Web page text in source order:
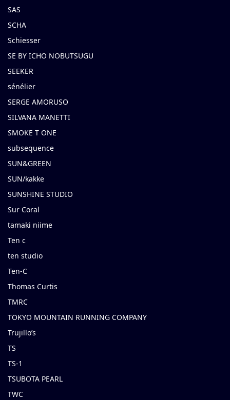
SAS
SCHA
Schiesser
SE BY ICHO NOBUTSUGU
SEEKER
sénélier
SERGE AMORUSO
SILVANA MANETTI
SMOKE T ONE
subsequence
SUN&GREEN
SUN/kakke
SUNSHINE STUDIO
Sur Coral
tamaki niime
Ten c
ten studio
Ten-C
Thomas Curtis
TMRC
TOKYO MOUNTAIN RUNNING COMPANY
Trujillo’s
TS
TS-1
TSUBOTA PEARL
TWC